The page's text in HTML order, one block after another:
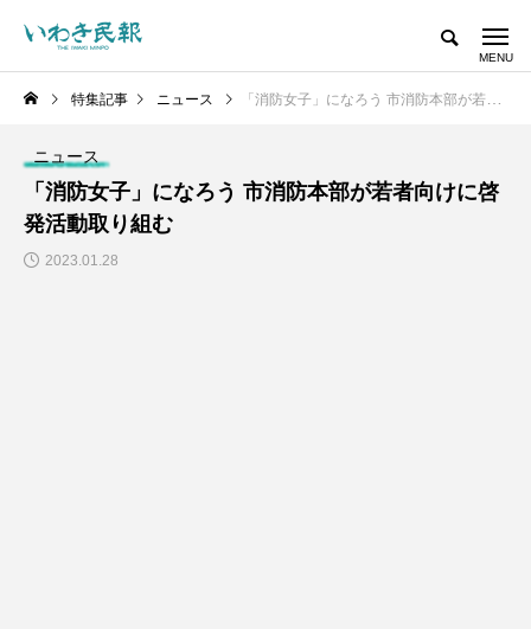
特集記事 ニュース 「消防女子」になろう 市消防本部が若者向けに啓発活動取り組む
ニュース
「消防女子」になろう 市消防本部が若者向けに啓
発活動取り組む
2023.01.28